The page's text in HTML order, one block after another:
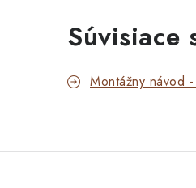
Súvisiace
Montážny návod